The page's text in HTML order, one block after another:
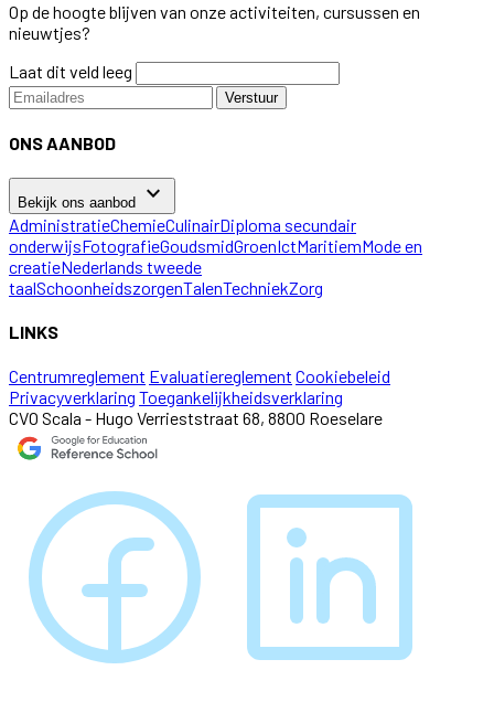
Op de hoogte blijven van onze activiteiten, cursussen en
nieuwtjes?
Laat dit veld leeg
Verstuur
ONS AANBOD
Bekijk ons aanbod keyboard_arrow_down
AdministratieChemieCulinairDiploma secundair
onderwijsFotografieGoudsmidGroenIctMaritiemMode en
creatieNederlands tweede
taalSchoonheidszorgenTalenTechniekZorg
LINKS
Centrumreglement Evaluatiereglement Cookiebeleid
Privacyverklaring Toegankelijkheidsverklaring
CVO Scala - Hugo Verrieststraat 68, 8800 Roeselare